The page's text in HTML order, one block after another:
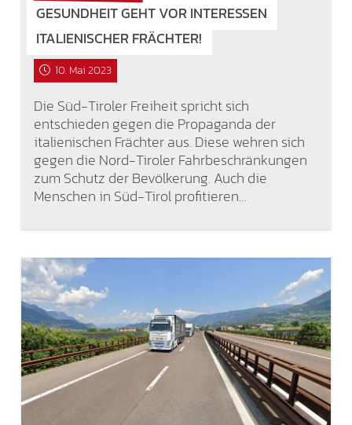
GESUNDHEIT GEHT VOR INTERESSEN
ITALIENISCHER FRÄCHTER!
10. Mai 2023
Die Süd-Tiroler Freiheit spricht sich
entschieden gegen die Propaganda der
italienischen Frächter aus. Diese wehren sich
gegen die Nord-Tiroler Fahrbeschränkungen
zum Schutz der Bevölkerung. Auch die
Menschen in Süd-Tirol profitieren…